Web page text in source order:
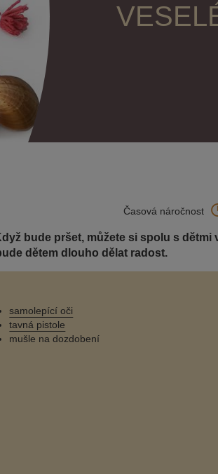
Časová náročnost
bude pršet, můžete si spolu s
dětem dlouho dělat radost.
samolepící oči
tavná pistole
mušle na dozdobení